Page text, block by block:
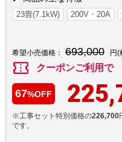
23畳(7.1kW) 200V・20A
希望小売価格： 693,000 円(
confirmation_number クーポンご利用で
67%OFF
※工事セット特別価格の226,700
です。